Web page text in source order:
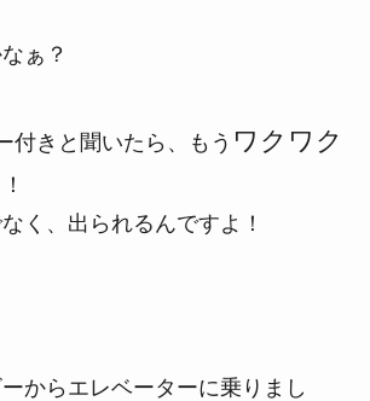
ぁ？
付きと聞いたら、もう ワクワク
く、出られるんですよ！
からエレベーターに乗りまし